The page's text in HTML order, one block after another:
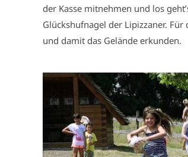
der Kasse mitnehmen und los
Glückshufnagel der Lipizzaner.
und damit das Gelände erkunden.